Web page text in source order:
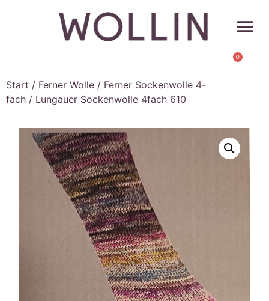
0
Start / Ferner Wolle / Ferner Sockenwolle 4-
fach / Lungauer Sockenwolle 4fach 610